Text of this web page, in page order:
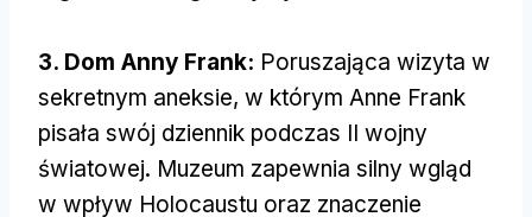
3. Dom Anny Frank: Poruszająca wizyta w
sekretnym aneksie, w którym Anne Frank
pisała swój dziennik podczas II wojny
światowej. Muzeum zapewnia silny wgląd
w wpływ Holocaustu oraz znaczenie